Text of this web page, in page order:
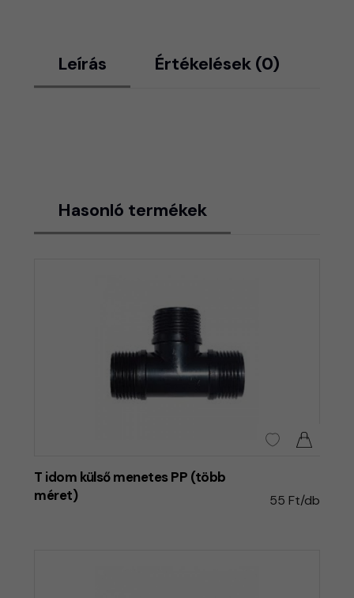
Leírás Értékelések (0)
Hasonló termékek
T idom külső menetes PP (több
méret)
55 Ft/db